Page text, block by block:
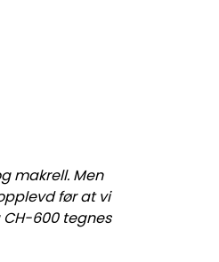
makrell. Men
før at vi
600 tegnes